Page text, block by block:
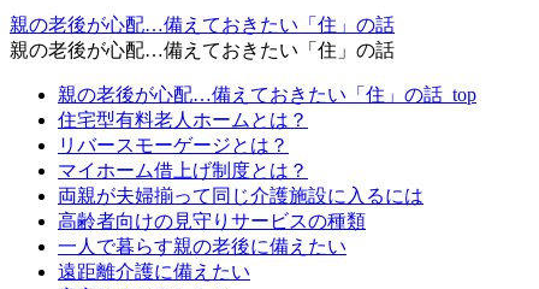
親の老後が心配…備えておきたい「住」の話
親の老後が心配…備えておきたい「住」の話
親の老後が心配…備えておきたい「住」の話_top
住宅型有料老人ホームとは？
リバースモーゲージとは？
マイホーム借上げ制度とは？
両親が夫婦揃って同じ介護施設に入るには
高齢者向けの見守りサービスの種類
一人で暮らす親の老後に備えたい
遠距離介護に備えたい